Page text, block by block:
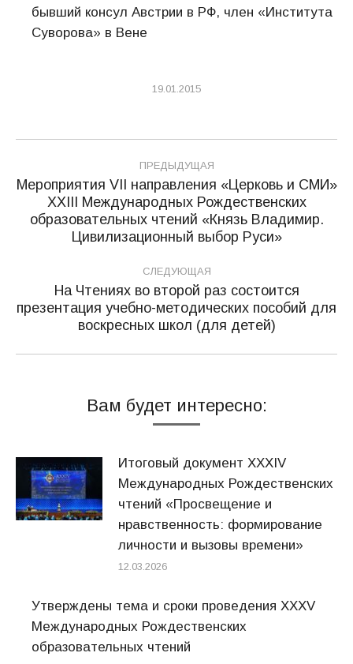
бывший консул Австрии в РФ, член «Института
Суворова» в Вене
19.01.2015
Навигация
по
записям
ПРЕДЫДУЩАЯ
Предыдущая
запись:
Мероприятия VII направления «Церковь и СМИ»
ХХIII Международных Рождественских
образовательных чтений «Князь Владимир.
Цивилизационный выбор Руси»
СЛЕДУЮЩАЯ
Следующая
запись:
На Чтениях во второй раз состоится
презентация учебно-методических пособий для
воскресных школ (для детей)
Вам будет интересно:
Итоговый документ XXХIV
Международных Рождественских
чтений «Просвещение и
нравственность: формирование
личности и вызовы времени»
12.03.2026
Утверждены тема и сроки проведения XXXV
Международных Рождественских
образовательных чтений